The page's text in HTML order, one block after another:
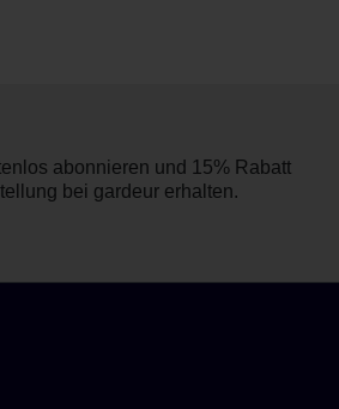
abonnieren und 15% Rabatt
bei gardeur erhalten.